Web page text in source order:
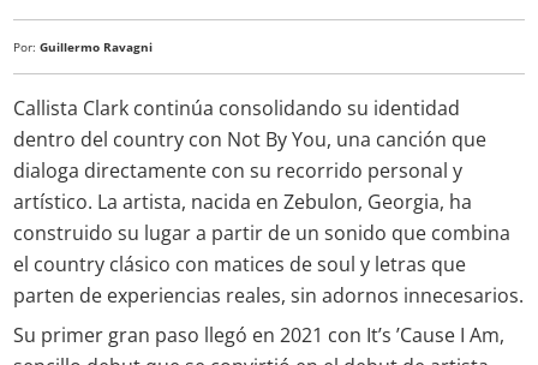
Por: Guillermo Ravagni
Callista Clark continúa consolidando su identidad
dentro del country con Not By You, una canción que
dialoga directamente con su recorrido personal y
artístico. La artista, nacida en Zebulon, Georgia, ha
construido su lugar a partir de un sonido que combina
el country clásico con matices de soul y letras que
parten de experiencias reales, sin adornos innecesarios.
Su primer gran paso llegó en 2021 con It’s ’Cause I Am,